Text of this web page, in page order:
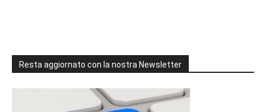
Resta aggiornato con la nostra Newsletter